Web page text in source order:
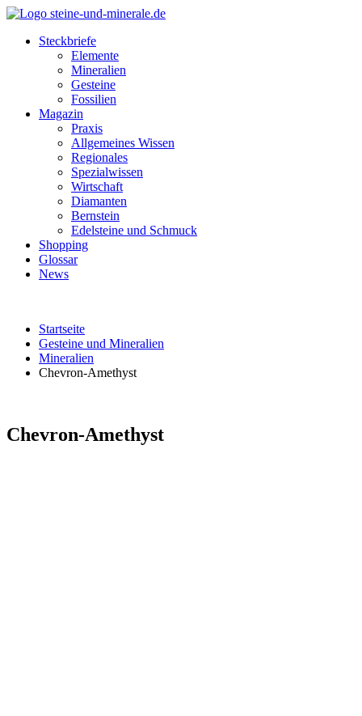
Steckbriefe
Elemente
Mineralien
Gesteine
Fossilien
Magazin
Praxis
Allgemeines Wissen
Regionales
Spezialwissen
Wirtschaft
Diamanten
Bernstein
Edelsteine und Schmuck
Shopping
Glossar
News
Startseite
Gesteine und Mineralien
Mineralien
Chevron-Amethyst
Chevron-Amethyst